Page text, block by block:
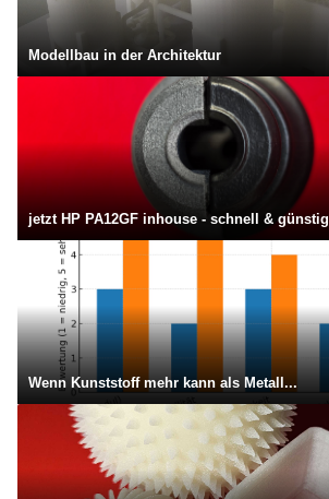
Modellbau in der Architektur
jetzt HP PA12GF inhouse - schnell & günstig
Wenn Kunststoff mehr kann als Metall...